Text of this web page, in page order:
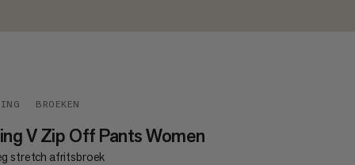
BROEKEN
V Zip Off Pants Women
stretch afritsbroek